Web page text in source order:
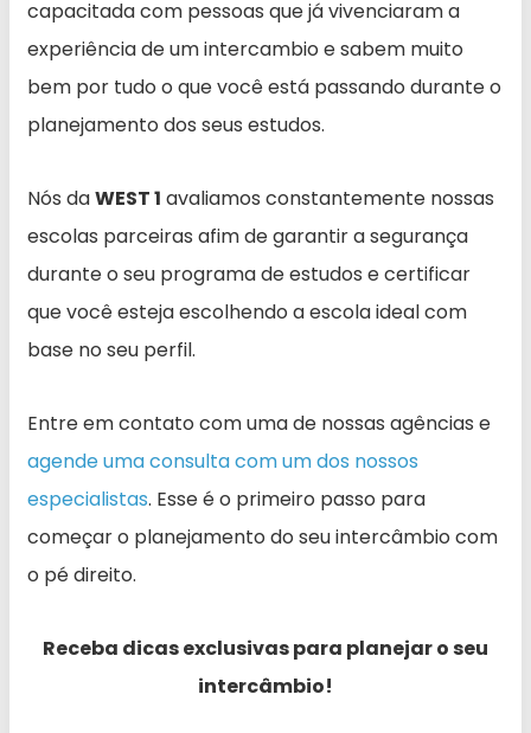
capacitada com pessoas que já vivenciaram a
experiência de um intercambio e sabem muito
bem por tudo o que você está passando durante o
planejamento dos seus estudos.
Nós daWEST 1 avaliamos constantemente nossas
escolas parceiras afim de garantir a segurança
durante o seu programa de estudos e certificar
que você esteja escolhendo a escola ideal com
base no seu perfil.
Entre em contato com uma de nossas agências e
agende uma consulta com um dos nossos
especialistas. Esse é o primeiro passo para
começar o planejamento do seu intercâmbio com
o pé direito.
Receba dicas exclusivas para planejar o seu
intercâmbio!